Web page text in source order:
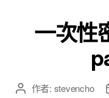
一次性
文 作者: stevencho